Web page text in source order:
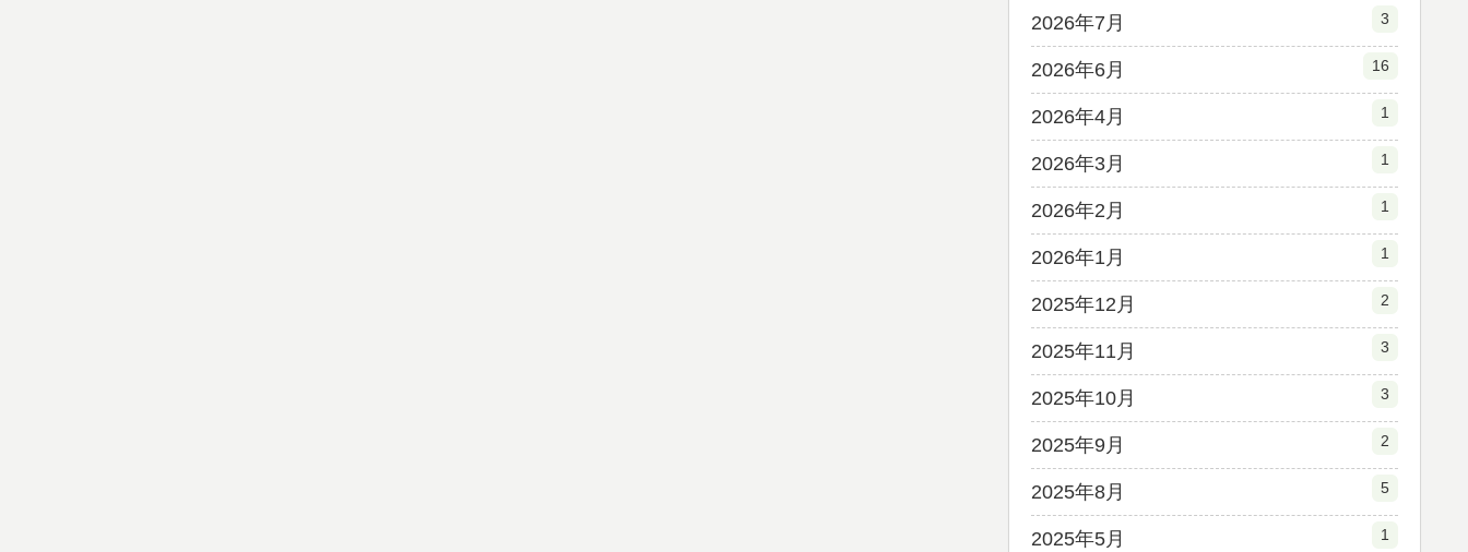
2026年7月 3
2026年6月 16
2026年4月 1
2026年3月 1
2026年2月 1
2026年1月 1
2025年12月 2
2025年11月 3
2025年10月 3
2025年9月 2
2025年8月 5
2025年5月 1